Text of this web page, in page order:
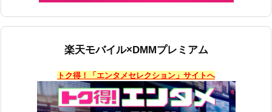
楽天モバイル×DMMプレミアム
トク得！「エンタメセレクション」サイトへ